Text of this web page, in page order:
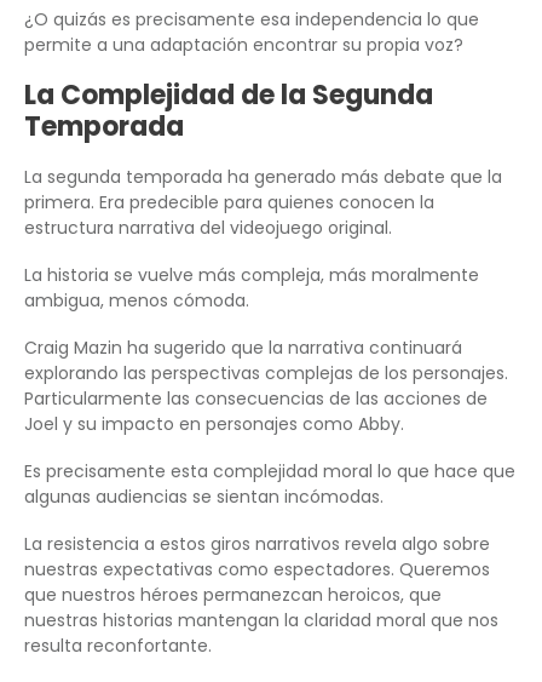
¿O quizás es precisamente esa independencia lo que
permite a una adaptación encontrar su propia voz?
La Complejidad de la Segunda
Temporada
La segunda temporada ha generado más debate que la
primera. Era predecible para quienes conocen la
estructura narrativa del videojuego original.
La historia se vuelve más compleja, más moralmente
ambigua, menos cómoda.
Craig Mazin ha sugerido que la narrativa continuará
explorando las perspectivas complejas de los personajes.
Particularmente las consecuencias de las acciones de
Joel y su impacto en personajes como Abby.
Es precisamente esta complejidad moral lo que hace que
algunas audiencias se sientan incómodas.
La resistencia a estos giros narrativos revela algo sobre
nuestras expectativas como espectadores. Queremos
que nuestros héroes permanezcan heroicos, que
nuestras historias mantengan la claridad moral que nos
resulta reconfortante.